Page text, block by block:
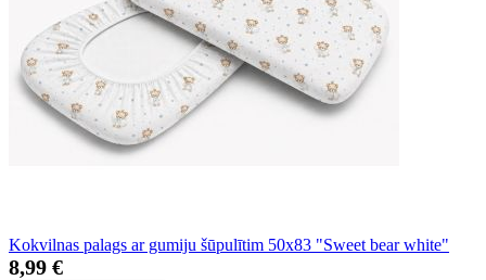
Kokvilnas palags ar gumiju šūpulītim 50x83 "Sweet bear white"
8,99 €